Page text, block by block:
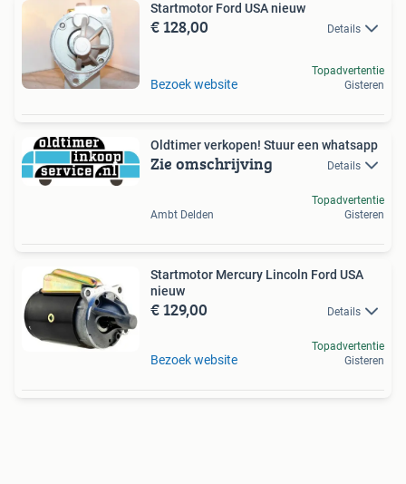
Startmotor Ford USA nieuw
€ 128,00 Details
Bezoek website
Topadvertentie
Gisteren
Oldtimer verkopen! Stuur een whatsapp
Zie omschrijving Details
Ambt Delden
Topadvertentie
Gisteren
Startmotor Mercury Lincoln Ford USA
nieuw
€ 129,00 Details
Bezoek website
Topadvertentie
Gisteren